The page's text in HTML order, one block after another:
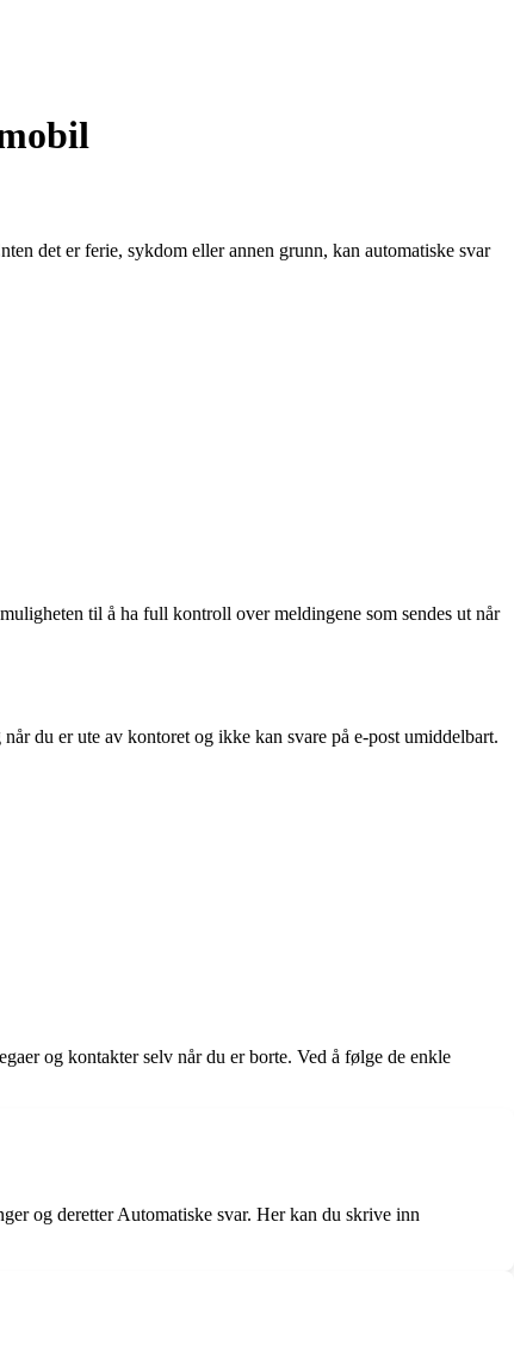
det er ferie, sykdom eller annen grunn, kan automatiske svar
til å ha full kontroll over meldingene som sendes ut når
du er ute av kontoret og ikke kan svare på e-post umiddelbart.
og kontakter selv når du er borte. Ved å følge de enkle
og deretter Automatiske svar. Her kan du skrive inn